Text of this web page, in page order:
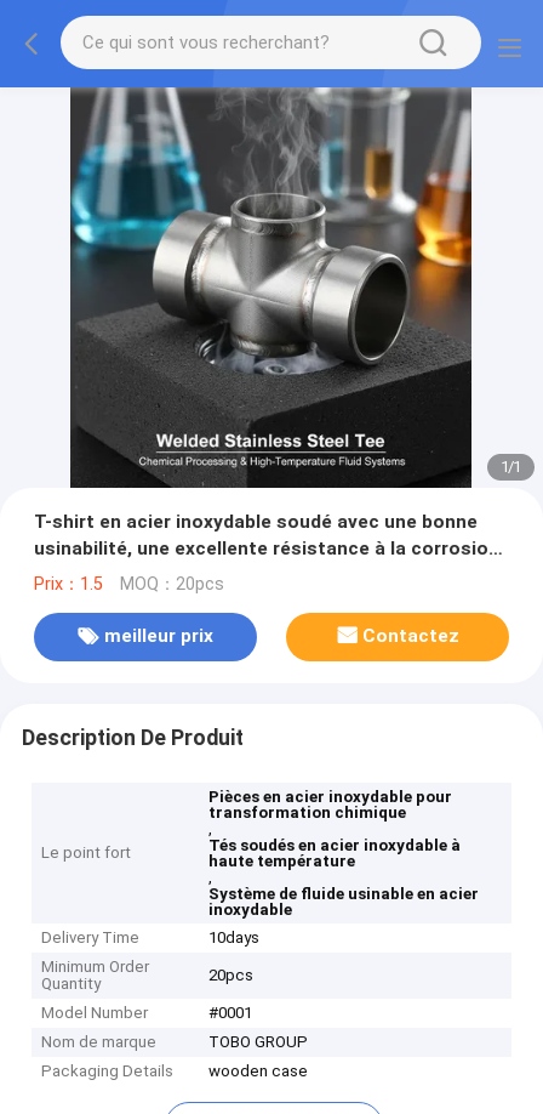
1/1
T-shirt en acier inoxydable soudé avec une bonne
usinabilité, une excellente résistance à la corrosion
et une résistance élevée au rendement pour le
Prix：1.5 MOQ：20pcs
meilleur prix Contactez
Description De Produit
Le point fort
Pièces en acier inoxydable pour
transformation chimique
,
Tés soudés en acier inoxydable à
haute température
,
Système de fluide usinable en acier
inoxydable
Delivery Time
10days
Minimum Order
Quantity
20pcs
Model Number
#0001
Nom de marque
TOBO GROUP
Packaging Details
wooden case